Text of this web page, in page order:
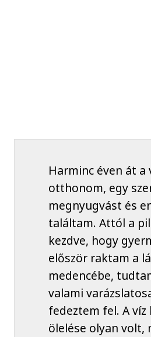
Harminc éven át a
otthonom, egy
megnyugvást és
találtam. Attól a
kezdve, hogy
először raktam a
medencébe,
valami
fedeztem fel. A víz
ölelése olyan volt,